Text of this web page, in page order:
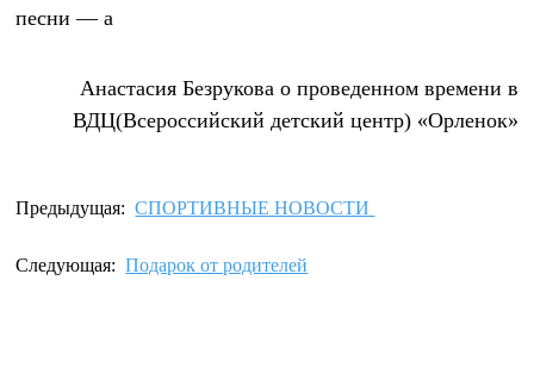
песни — а
Анастасия Безрукова о проведенном времени в
ВДЦ(Всероссийский детский центр) «Орленок»
Предыдущая: СПОРТИВНЫЕ НОВОСТИ
Следующая: Подарок от родителей